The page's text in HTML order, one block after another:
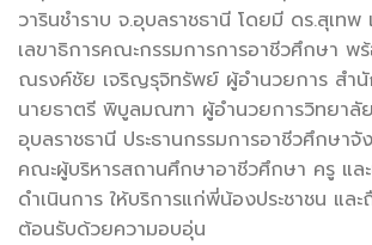
วารินชำราบ จ.อุบลราชธานี โดยมี ดร.สุเทพ
เลขาธิการคณะกรรมการการอาชีวศึกษา พ
ณรงค์ชัย เจริญรุจิทรัพย์ ผู้อำนวยการ สำนั
นายธาตรี พิบูลมณฑา ผู้อำนวยการวิทยาลั
อุบลราชธานี ประธานกรรมการอาชีวศึกษา
คณะผู้บริหารสถานศึกษาอาชีวศึกษา ครู แ
ดำเนินการ ให้บริการแก่พี่น้องประชาชน และ
ต้อนรับด้วยความอบอุ่น